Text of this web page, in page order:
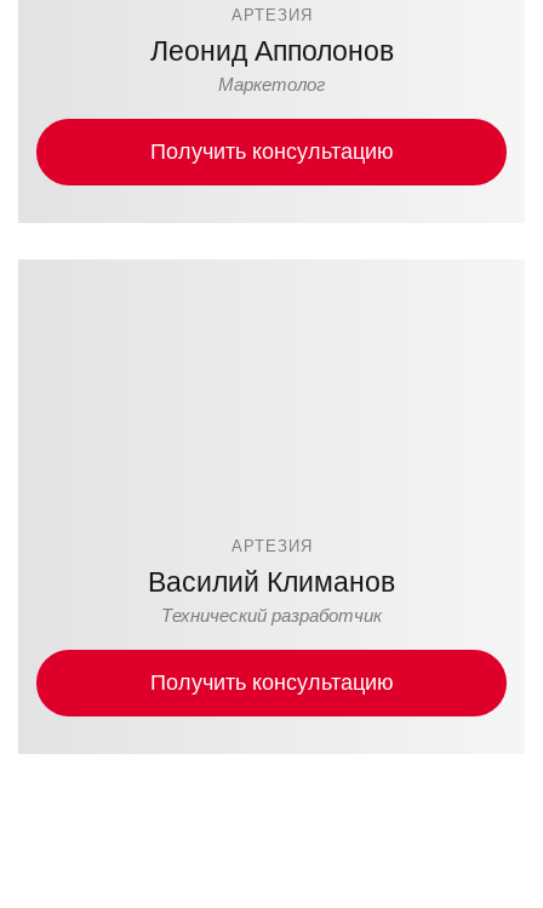
АРТЕЗИЯ
Леонид Апполонов
Маркетолог
Получить консультацию
АРТЕЗИЯ
Василий Климанов
Технический разработчик
Получить консультацию